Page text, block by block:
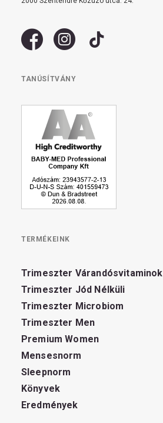
TANÚSÍTVÁNY
TERMÉKEINK
Trimeszter Várandósvitaminok
Trimeszter Jód Nélküli
Trimeszter Microbiom
Trimeszter Men
Premium Women
Mensesnorm
Sleepnorm
Könyvek
Eredmények